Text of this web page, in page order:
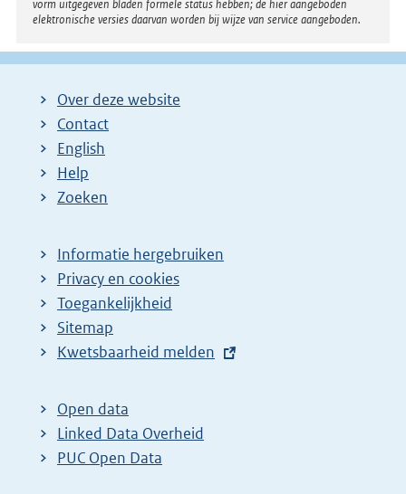
vorm uitgegeven bladen formele status hebben; de hier aangeboden
elektronische versies daarvan worden bij wijze van service aangeboden.
Over deze website
Contact
English
Help
Zoeken
Informatie hergebruiken
Privacy en cookies
Toegankelijkheid
Sitemap
E
t
e
r
Kwetsbaarheid melden
Open data
Linked Data Overheid
PUC Open Data